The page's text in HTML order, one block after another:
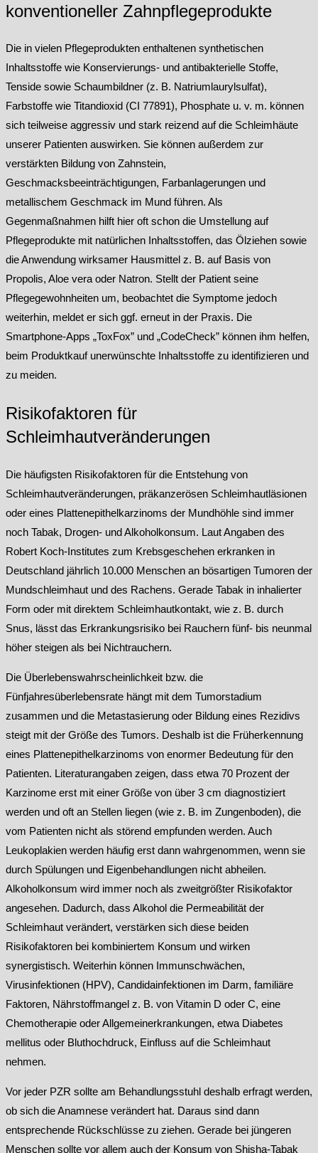
konventioneller Zahnpflegeprodukte
Die in vielen Pflegeprodukten enthaltenen synthetischen
Inhaltsstoffe wie Konservierungs- und antibakterielle Stoffe,
Tenside sowie Schaumbildner (z. B. Natriumlaurylsulfat),
Farbstoffe wie Titandioxid (CI 77891), Phosphate u. v. m. können
sich teilweise aggressiv und stark reizend auf die Schleimhäute
unserer Patienten auswirken. Sie können außerdem zur
verstärkten Bildung von Zahnstein,
Geschmacksbeeinträchtigungen, Farbanlagerungen und
metallischem Geschmack im Mund führen. Als
Gegenmaßnahmen hilft hier oft schon die Umstellung auf
Pflegeprodukte mit natürlichen Inhaltsstoffen, das Ölziehen sowie
die Anwendung wirksamer Hausmittel z. B. auf Basis von
Propolis, Aloe vera oder Natron. Stellt der Patient seine
Pflegegewohnheiten um, beobachtet die Symptome jedoch
weiterhin, meldet er sich ggf. erneut in der Praxis. Die
Smartphone-Apps „ToxFox” und „CodeCheck” können ihm helfen,
beim Produktkauf unerwünschte Inhaltsstoffe zu identifizieren und
zu meiden.
Risikofaktoren für
Schleimhautveränderungen
Die häufigsten Risikofaktoren für die Entstehung von
Schleimhautveränderungen, präkanzerösen Schleimhautläsionen
oder eines Plattenepithelkarzinoms der Mundhöhle sind immer
noch Tabak, Drogen- und Alkoholkonsum. Laut Angaben des
Robert Koch-Institutes zum Krebsgeschehen erkranken in
Deutschland jährlich 10.000 Menschen an bösartigen Tumoren der
Mundschleimhaut und des Rachens. Gerade Tabak in inhalierter
Form oder mit direktem Schleimhautkontakt, wie z. B. durch
Snus, lässt das Erkrankungsrisiko bei Rauchern fünf- bis neunmal
höher steigen als bei Nichtrauchern.
Die Überlebenswahrscheinlichkeit bzw. die
Fünfjahresüberlebensrate hängt mit dem Tumorstadium
zusammen und die Metastasierung oder Bildung eines Rezidivs
steigt mit der Größe des Tumors. Deshalb ist die Früherkennung
eines Plattenepithelkarzinoms von enormer Bedeutung für den
Patienten. Literaturangaben zeigen, dass etwa 70 Prozent der
Karzinome erst mit einer Größe von über 3 cm diagnostiziert
werden und oft an Stellen liegen (wie z. B. im Zungenboden), die
vom Patienten nicht als störend empfunden werden. Auch
Leukoplakien werden häufig erst dann wahrgenommen, wenn sie
durch Spülungen und Eigenbehandlungen nicht abheilen.
Alkoholkonsum wird immer noch als zweitgrößter Risikofaktor
angesehen. Dadurch, dass Alkohol die Permeabilität der
Schleimhaut verändert, verstärken sich diese beiden
Risikofaktoren bei kombiniertem Konsum und wirken
synergistisch. Weiterhin können Immunschwächen,
Virusinfektionen (HPV), Candidainfektionen im Darm, familiäre
Faktoren, Nährstoffmangel z. B. von Vitamin D oder C, eine
Chemotherapie oder Allgemeinerkrankungen, etwa Diabetes
mellitus oder Bluthochdruck, Einfluss auf die Schleimhaut
nehmen.
Vor jeder PZR sollte am Behandlungsstuhl deshalb erfragt werden,
ob sich die Anamnese verändert hat. Daraus sind dann
entsprechende Rückschlüsse zu ziehen. Gerade bei jüngeren
Menschen sollte vor allem auch der Konsum von Shisha-Tabak